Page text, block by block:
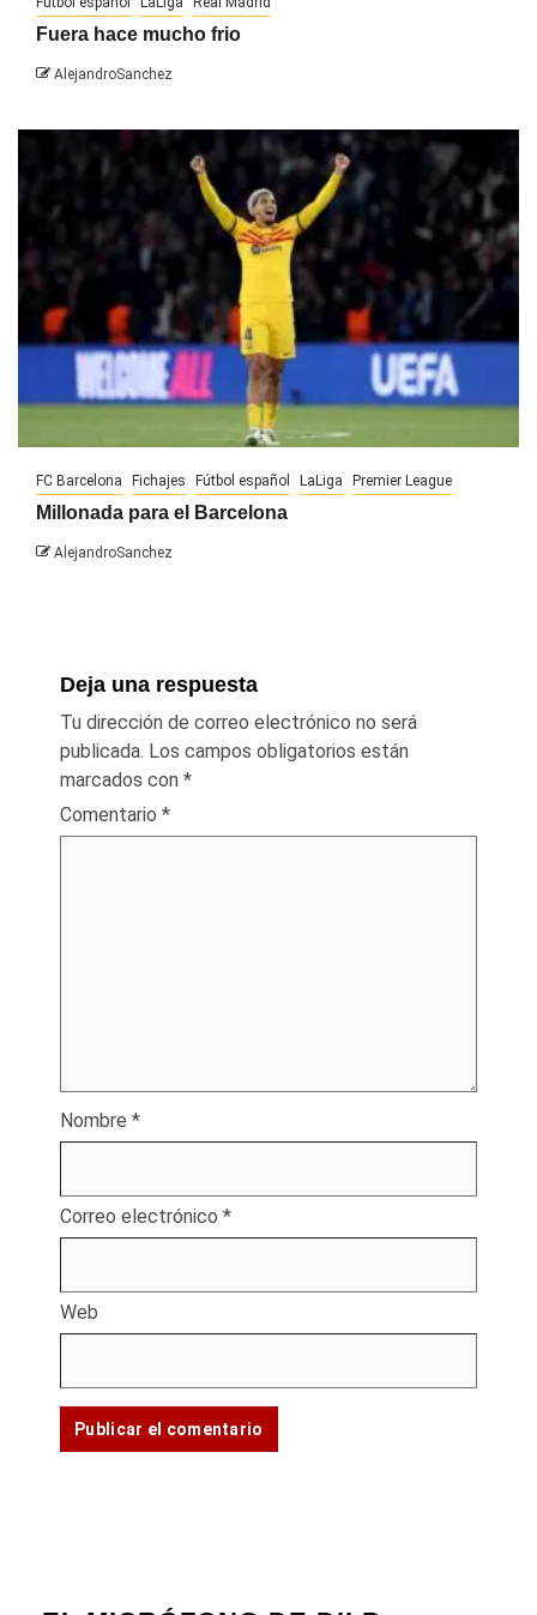
Fuera hace mucho frio
AlejandroSanchez
FC Barcelona Fichajes Fútbol español LaLiga Premier League
Millonada para el Barcelona
AlejandroSanchez
Deja una respuesta
Tu dirección de correo electrónico no será
publicada. Los campos obligatorios están
marcados con *
Comentario *
Nombre *
Correo electrónico *
Web